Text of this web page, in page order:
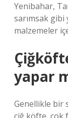
Yenibahar,
sarımsak gibi
malzemeler
yapar
Genellikle bir